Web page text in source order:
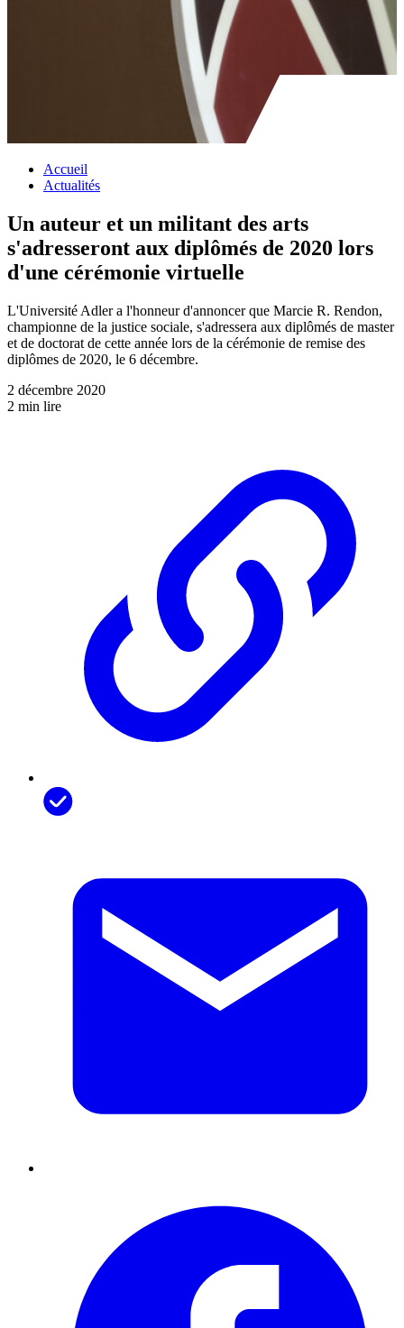
Accueil
Actualités
Un auteur et un militant des arts
s'adresseront aux diplômés de 2020 lors
d'une cérémonie virtuelle
L'Université Adler a l'honneur d'annoncer que Marcie R. Rendon,
championne de la justice sociale, s'adressera aux diplômés de master
et de doctorat de cette année lors de la cérémonie de remise des
diplômes de 2020, le 6 décembre.
2 décembre 2020
2 min lire